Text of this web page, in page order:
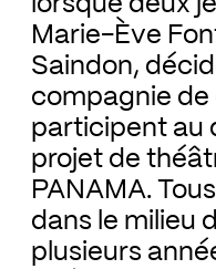
Marie-Ève
Saindon,
compagnie de
participent au
projet de
PANAMA.
dans le milieu
plusieurs